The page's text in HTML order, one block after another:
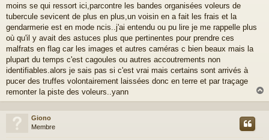
a
g
moins se qui ressort ici,parcontre les bandes organisées voleurs de
tubercule sevicent de plus en plus,un voisin en a fait les frais et la
gendarmerie est en mode ncis..j'ai entendu ou pu lire je me rappelle plus
où qu'il y avait des astuces plus que pertinentes pour prendre ces
malfrats en flag car les images et autres caméras c bien beaux mais la
plupart du temps c'est cagoules ou autres accoutrements non
identifiables.alors je sais pas si c'est vrai mais certains sont arrivés à
pucer des truffes volontairement laissées donc en terre et par traçage
remonter la piste des voleurs..yann
a
Giono
Membre